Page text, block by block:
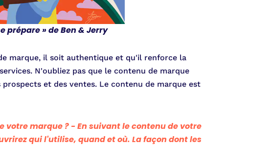
prépare » de Ben & Jerry
marque, il soit authentique et qu'il renforce la
N'oubliez pas que le contenu de marque
et des ventes. Le contenu de marque est
votre marque ? - En suivant le contenu de votre
qui l'utilise, quand et où. La façon dont les